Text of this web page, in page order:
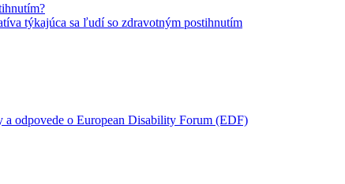
týkajúca sa ľudí so zdravotným postihnutím
a odpovede o European Disability Forum (EDF)